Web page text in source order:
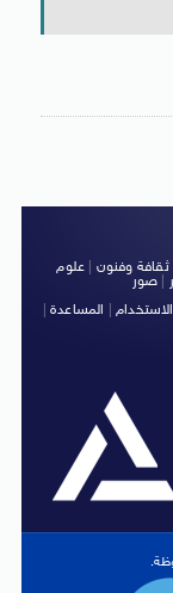
ثقافة وفنون
علوم
صور
| المساعدة|